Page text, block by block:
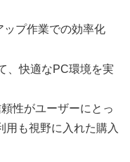
ップ作業での効率化
、快適なPC環境を実
性がユーザーにとっ
用も視野に入れた購入